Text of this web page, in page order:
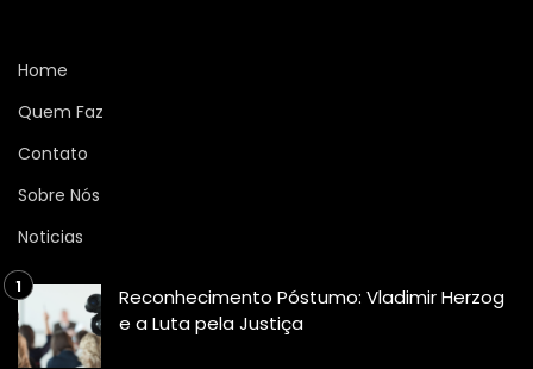
Home
Quem Faz
Contato
Sobre Nós
Noticias
Reconhecimento Póstumo: Vladimir Herzog
e a Luta pela Justiça